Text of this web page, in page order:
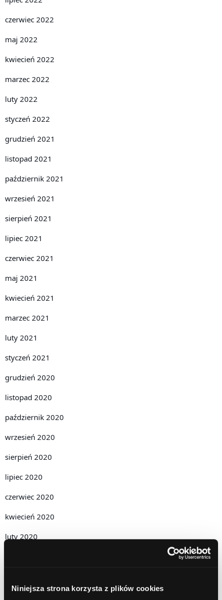
Niniejsza strona korzysta z plików cookies
czerwiec 2022
maj 2022
kwiecień 2022
marzec 2022
luty 2022
styczeń 2022
grudzień 2021
listopad 2021
październik 2021
wrzesień 2021
sierpień 2021
lipiec 2021
czerwiec 2021
maj 2021
kwiecień 2021
marzec 2021
luty 2021
styczeń 2021
grudzień 2020
listopad 2020
październik 2020
wrzesień 2020
sierpień 2020
lipiec 2020
czerwiec 2020
kwiecień 2020
luty 2020
lipiec 2019